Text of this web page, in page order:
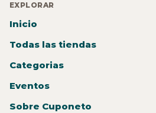
EXPLORAR
Inicio
Todas las tiendas
Categorias
Eventos
Sobre Cuponeto